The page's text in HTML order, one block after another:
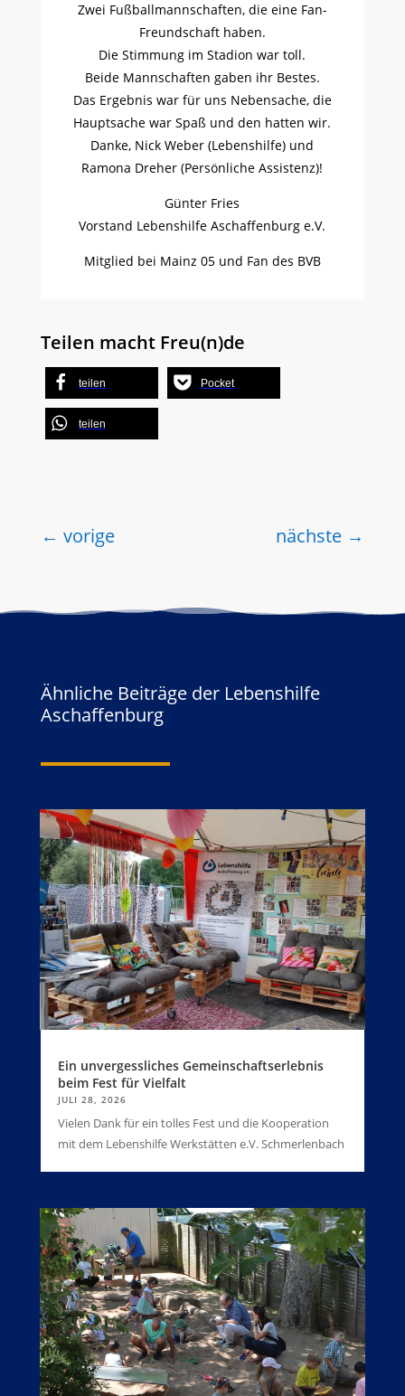
Zwei Fußballmannschaften, die eine Fan-
Freundschaft haben.
Die Stimmung im Stadion war toll.
Beide Mannschaften gaben ihr Bestes.
Das Ergebnis war für uns Nebensache, die
Hauptsache war Spaß und den hatten wir.
Danke, Nick Weber (Lebenshilfe) und
Ramona Dreher (Persönliche Assistenz)!
Günter Fries
Vorstand Lebenshilfe Aschaffenburg e.V.
Mitglied bei Mainz 05 und Fan des BVB
Teilen macht Freu(n)de
teilen Pocket
teilen
← vorige nächste →
Ähnliche Beiträge der Lebenshilfe
Aschaffenburg
Ein unvergessliches Gemeinschaftserlebnis
beim Fest für Vielfalt
JULI 28, 2026
Vielen Dank für ein tolles Fest und die Kooperation
mit dem Lebenshilfe Werkstätten e.V. Schmerlenbach